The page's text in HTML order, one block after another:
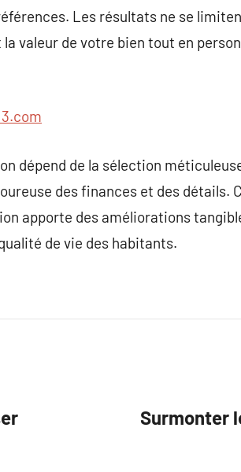
Les résultats ne se
valeur de votre bien tout en
dépend de la sélection
des finances et des détails.
apporte des améliorations
de vie des habitants.
Surmonter